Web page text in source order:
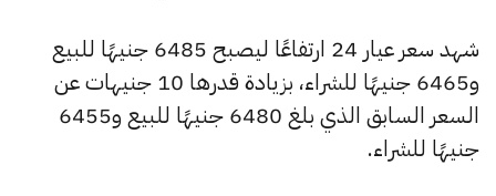
شهد سعر عيار 24 ارتفاعًا ليصبح 6485 جنيهًا للبيع
و6465 جنيهًا للشراء، بزيادة قدرها 10 جنيهات عن
السعر السابق الذي بلغ 6480 جنيهًا للبيع و6455
جنيهًا للشراء.